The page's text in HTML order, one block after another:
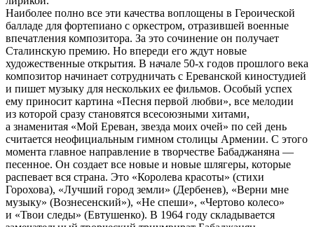
Наиболее полно все эти качества воплощены в Героической
балладе для фортепиано с оркестром, отразившей военные
впечатления композитора. За это сочинение он получает
Сталинскую премию. Но впереди его ждут новые
художественные открытия. В начале 50-х годов прошлого века
композитор начинает сотрудничать с Ереванской киностудией
и пишет музыку для нескольких ее фильмов. Особый успех
ему приносит картина «Песня первой любви», все мелодии
из которой сразу становятся всесоюзными хитами,
а знаменитая «Мой Ереван, звезда моих очей» по сей день
считается неофициальным гимном столицы Армении. С этого
момента главное направление в творчестве Бабаджаняна —
песенное. Он создает все новые и новые шлягеры, которые
распевает вся страна. Это «Королева красоты» (стихи
Горохова), «Лучший город земли» (Дербенев), «Верни мне
музыку» (Вознесенский»), «Не спеши», «Чертово колесо»
и «Твои следы» (Евтушенко). В 1964 году складывается